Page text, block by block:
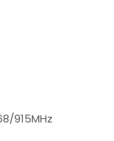
915MHz